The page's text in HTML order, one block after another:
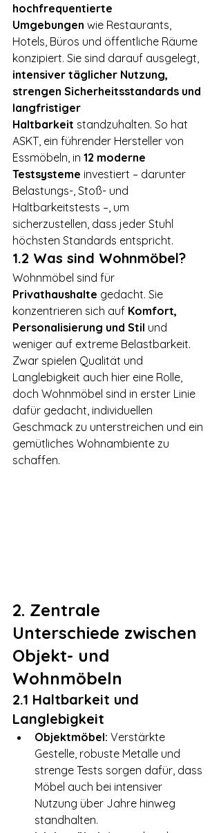
hochfrequentierte
Umgebungen wie Restaurants,
Hotels, Büros und öffentliche Räume
konzipiert. Sie sind darauf ausgelegt,
intensiver täglicher Nutzung,
strengen Sicherheitsstandards und
langfristiger
Haltbarkeit standzuhalten. So hat
ASKT, ein führender Hersteller von
Essmöbeln, in 12 moderne
Testsysteme investiert – darunter
Belastungs-, Stoß- und
Haltbarkeitstests –, um
sicherzustellen, dass jeder Stuhl
höchsten Standards entspricht.
1.2 Was sind Wohnmöbel?
Wohnmöbel sind für
Privathaushalte gedacht. Sie
konzentrieren sich auf Komfort,
Personalisierung und Stil und
weniger auf extreme Belastbarkeit.
Zwar spielen Qualität und
Langlebigkeit auch hier eine Rolle,
doch Wohnmöbel sind in erster Linie
dafür gedacht, individuellen
Geschmack zu unterstreichen und ein
gemütliches Wohnambiente zu
schaffen.
2. Zentrale
Unterschiede zwischen
Objekt- und
Wohnmöbeln
2.1 Haltbarkeit und
Langlebigkeit
Objektmöbel: Verstärkte
Gestelle, robuste Metalle und
strenge Tests sorgen dafür, dass
Möbel auch bei intensiver
Nutzung über Jahre hinweg
standhalten.